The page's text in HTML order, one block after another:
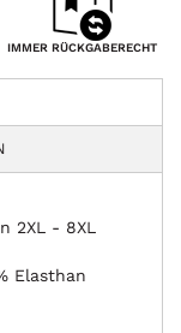
IMMER RÜCKGABERECHT
2XL - 8XL
Elasthan